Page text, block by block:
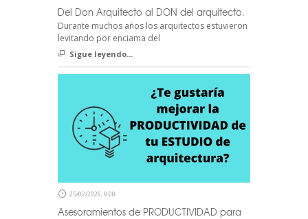
Del Don Arquitecto al DON del arquitecto.
Durante muchos años los arquitectos estuvieron
levitando por enciama del
Sigue leyendo...
25/02/2026, 9:00
Asesoramientos de PRODUCTIVIDAD para